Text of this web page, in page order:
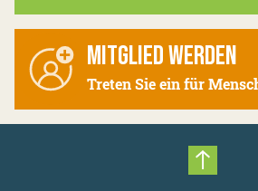
MITGLIED WERDEN
Treten Sie ein für
Nach